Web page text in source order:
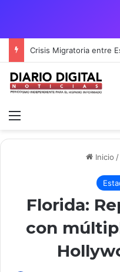
Menú
Inicio /
Florida:
con